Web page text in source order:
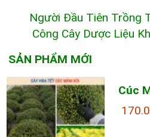
Người Đầu Tiên Trồng
Công Cây Dược Liệu
SẢN PHẨM MỚI
Cúc